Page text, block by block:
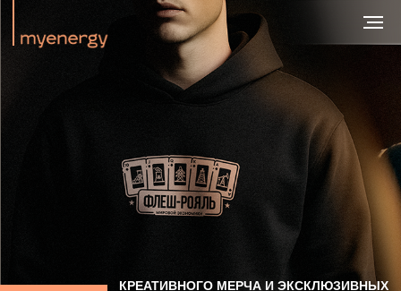
КРЕАТИВНОГО МЕРЧА И ЭКСКЛЮЗИВНЫХ
ПОДАРКОВ ДЛЯ ПРОФЕССИОНАЛЬНОГО